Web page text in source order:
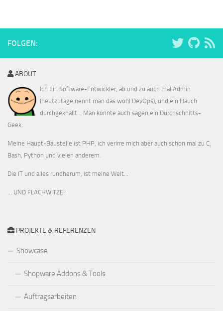
FOLGEN:
ABOUT
Ich bin Software-Entwickler, ab und zu auch mal Admin
(heutzutage nennt man das wohl DevOps), und ein Hauch
durchgeknallt... Man könnte auch sagen ein Durchschnitts-
Geek.
Meine Haupt-Baustelle ist PHP, ich verirre mich aber auch schon mal zu C,
Bash, Python und vielen anderem.
Die IT und alles rundherum, ist meine Welt...
… UND FLACHWITZE!
PROJEKTE & REFERENZEN
Showcase
Shopware Addons & Tools
Auftragsarbeiten